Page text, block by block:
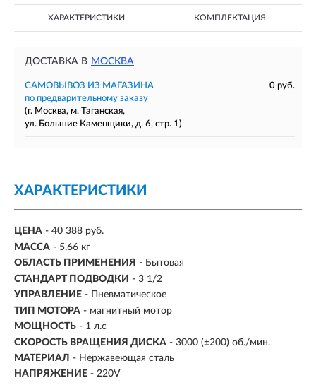
ХАРАКТЕРИСТИКИ КОМПЛЕКТАЦИЯ
ДОСТАВКА В МОСКВА
САМОВЫВОЗ ИЗ МАГАЗИНА
0 руб.
по предварительному заказу
(г. Москва, м. Таганская,
ул. Большие Каменщики, д. 6, стр. 1)
ХАРАКТЕРИСТИКИ
ЦЕНА - 40 388 руб.
МАССА - 5,66 кг
ОБЛАСТЬ ПРИМЕНЕНИЯ - Бытовая
СТАНДАРТ ПОДВОДКИ - 3 1/2
УПРАВЛЕНИЕ - Пневматическое
ТИП МОТОРА - магнитный мотор
МОЩНОСТЬ - 1 л.с
СКОРОСТЬ ВРАЩЕНИЯ ДИСКА - 3000 (±200) об./мин.
МАТЕРИАЛ - Нержавеющая сталь
НАПРЯЖЕНИЕ - 220V